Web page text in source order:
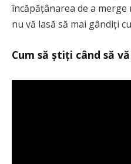
încăpățânarea de a
nu vă lasă să mai gândiți
Cum să știți când să